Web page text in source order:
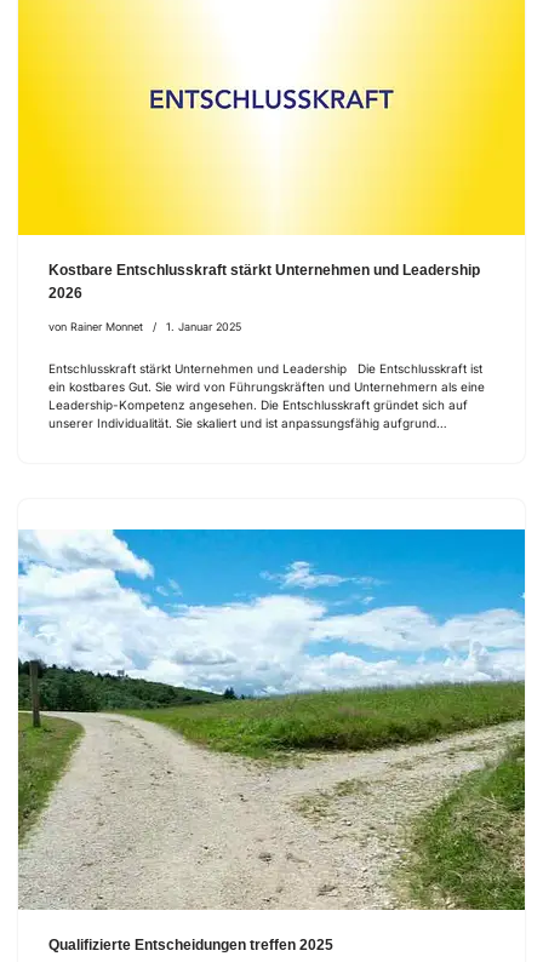
Kostbare Entschlusskraft stärkt Unternehmen und Leadership
2026
von Rainer Monnet 1. Januar 2025
Entschlusskraft stärkt Unternehmen und Leadership Die Entschlusskraft ist
ein kostbares Gut. Sie wird von Führungskräften und Unternehmern als eine
Leadership-Kompetenz angesehen. Die Entschlusskraft gründet sich auf
unserer Individualität. Sie skaliert und ist anpassungsfähig aufgrund…
Qualifizierte Entscheidungen treffen 2025